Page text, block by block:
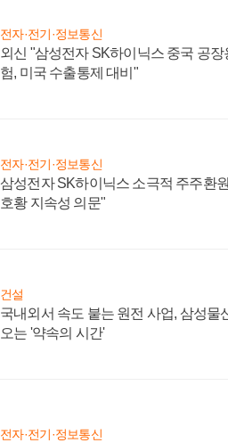
전자·전기·정보통신
외신 "삼성전자 SK하이닉스 중국 공장
험, 미국 수출통제 대비"
전자·전기·정보통신
삼성전자 SK하이닉스 소극적 주주환
호황 지속성 의문"
건설
국내외서 속도 붙는 원전 사업, 삼성물
오는 '약속의 시간'
전자·전기·정보통신